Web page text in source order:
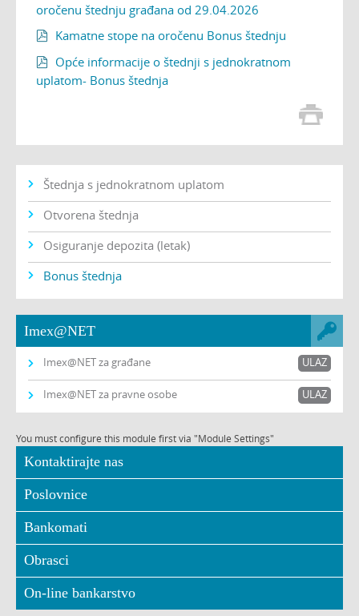
oročenu štednju građana od 29.04.2026
 Kamatne stope na oročenu Bonus štednju

Opće informacije o štednji s jednokratnom
uplatom- Bonus štednja
Štednja s jednokratnom uplatom
Otvorena štednja
Osiguranje depozita (letak)
Bonus štednja
Imex@NET
Imex@NET za građane ULAZ
Imex@NET za pravne osobe ULAZ
You must configure this module first via "Module Settings"
Kontaktirajte nas
Poslovnice
Bankomati
Obrasci
On-line bankarstvo